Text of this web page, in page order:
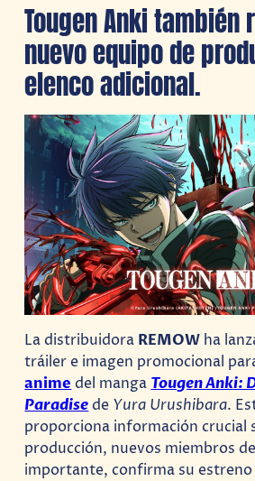
Tougen Anki también
nuevo equipo de
elenco adicional.
La distribuidora REMOW ha
tráiler e imagen promocional
anime del manga Tougen Anki:
Paradisede Yura Urushibara.
proporciona información crucial
producción, nuevos miembros
importante, confirma su estreno